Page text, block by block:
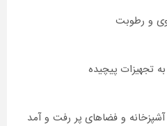
و رطوبت
تجهیزات پیچیده
آشپزخانه و فضاهای پر رفت و آمد